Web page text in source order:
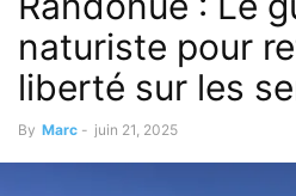
naturiste pour
liberté sur les
By Marc - juin 21, 2025